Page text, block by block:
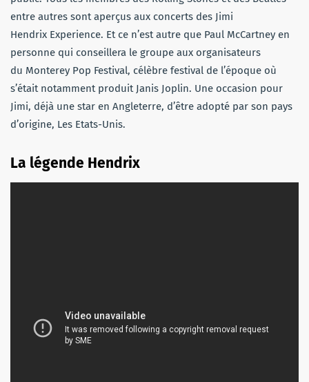
entre autres sont aperçus aux concerts des Jimi
Hendrix Experience. Et ce n’est autre que Paul McCartney en
personne qui conseillera le groupe aux organisateurs
du Monterey Pop Festival, célèbre festival de l’époque où
s’était notamment produit Janis Joplin. Une occasion pour
Jimi, déjà une star en Angleterre, d’être adopté par son pays
d’origine, Les Etats-Unis.
La légende Hendrix